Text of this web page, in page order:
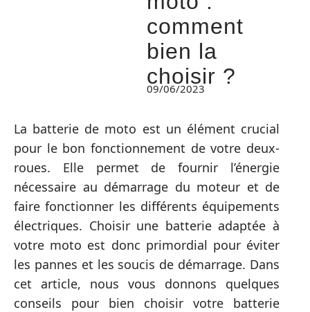
comment
bien la
choisir ?
09/06/2023
La batterie de moto est un élément crucial
pour le bon fonctionnement de votre deux-
roues. Elle permet de fournir l’énergie
nécessaire au démarrage du moteur et de
faire fonctionner les différents équipements
électriques. Choisir une batterie adaptée à
votre moto est donc primordial pour éviter
les pannes et les soucis de démarrage. Dans
cet article, nous vous donnons quelques
conseils pour bien choisir votre batterie